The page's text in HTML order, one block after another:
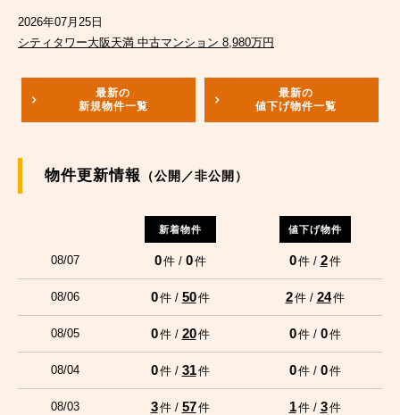
2026年07月25日
シティタワー大阪天満 中古マンション 8,980万円
最新の
新規物件一覧
最新の
値下げ物件一覧
物件更新情報 （公開／非公開）
新着物件 値下げ物件
08/07 0件 / 0件 0件 / 2件
08/06 0件 / 50件 2件 / 24件
08/05 0件 / 20件 0件 / 0件
08/04 0件 / 31件 0件 / 0件
08/03 3件 / 57件 1件 / 3件